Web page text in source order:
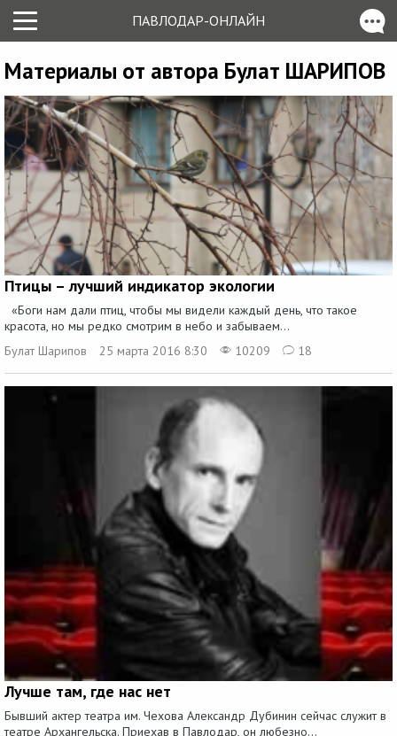
ПАВЛОДАР-ОНЛАЙН
Материалы от автора Булат ШАРИПОВ
Птицы – лучший индикатор экологии
«Боги нам дали птиц, чтобы мы видели каждый день, что такое
красота, но мы редко смотрим в небо и забываем...
Булат Шарипов
25 марта 2016 8:30 10209 18
Лучше там, где нас нет
Бывший актер театра им. Чехова Александр Дубинин сейчас служит в
театре Архангельска. Приехав в Павлодар, он любезно...